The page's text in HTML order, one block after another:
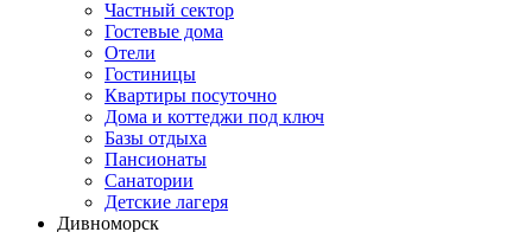
Частный сектор
Гостевые дома
Отели
Гостиницы
Квартиры посуточно
Дома и коттеджи под ключ
Базы отдыха
Пансионаты
Санатории
Детские лагеря
Дивноморск